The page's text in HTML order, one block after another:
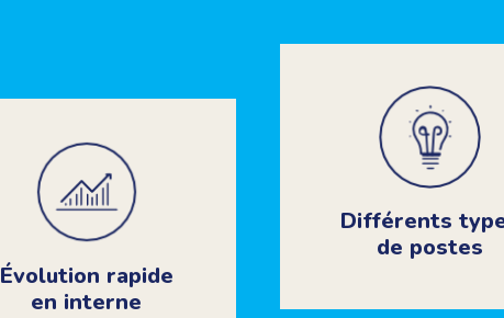
Évolution rapide
en interne
Différents
de postes